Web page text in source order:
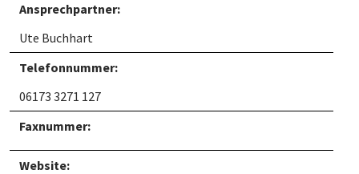
Ansprechpartner:
Ute Buchhart
Telefonnummer:
06173 3271 127
Faxnummer:
Website: